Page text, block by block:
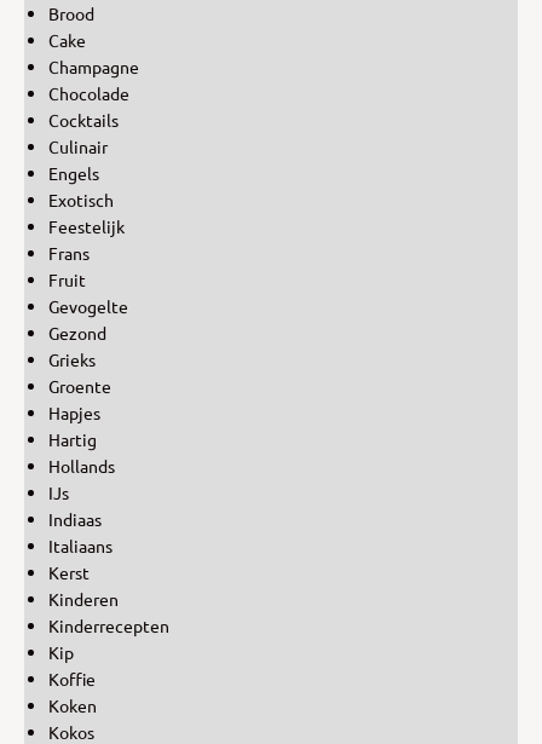
Brood
Cake
Champagne
Chocolade
Cocktails
Culinair
Engels
Exotisch
Feestelijk
Frans
Fruit
Gevogelte
Gezond
Grieks
Groente
Hapjes
Hartig
Hollands
IJs
Indiaas
Italiaans
Kerst
Kinderen
Kinderrecepten
Kip
Koffie
Koken
Kokos